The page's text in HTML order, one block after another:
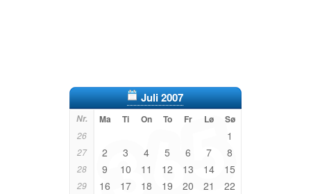
Juli 2007
Nr. Ma Ti On To Fr Lø Sø
26 1
27 2 3 4 5 6 7 8
28 9 10 11 12 13 14 15
29 16 17 18 19 20 21 22